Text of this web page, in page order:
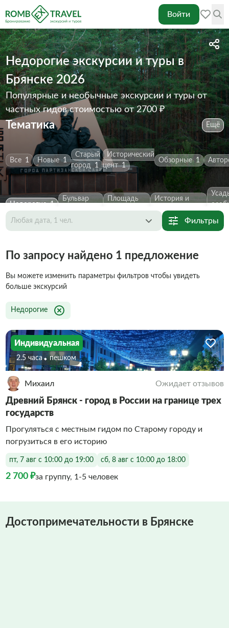
Войти
Недорогие экскурсии и туры в
Брянске 2026
Популярные и необычные экскурсии и туры от
частных гидовстоимостью от 2700 ₽
Тематика Ещё
Все 1 Новые 1
Старый
город
1
Исторический
цент 1
Обзорные 1
Недорогие 1
Бульвар
Гагарина 1
Площадь
Партизан 1
История и
архитектура 1
Любая дата, 1 чел. Фильтры
По запросу найдено 1 предложение
Вы можете изменить параметры фильтров чтобы увидеть
больше экскурсий
Недорогие
Индивидуальная
2.5 часа Пешком
Михаил Ожидает отзывов
Древний Брянск - город в России на границе трех
государств
Прогуляться с местным гидом по Старому городу и
погрузиться в его историю
пт, 7 авг с 10:00 до 19:00 сб, 8 авг с 10:00 до 18:00
2 700 ₽за группу, 1-5 человек
Достопримечательности в Брянске